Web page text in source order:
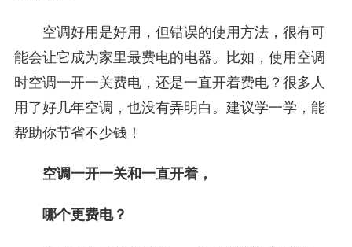
空调好用是好用，但错误的使用方法，很有可
能会让它成为家里最费电的电器。比如，使用空调
时空调一开一关费电，还是一直开着费电？很多人
用了好几年空调，也没有弄明白。建议学一学，能
帮助你节省不少钱！
空调一开一关和一直开着，
哪个更费电？